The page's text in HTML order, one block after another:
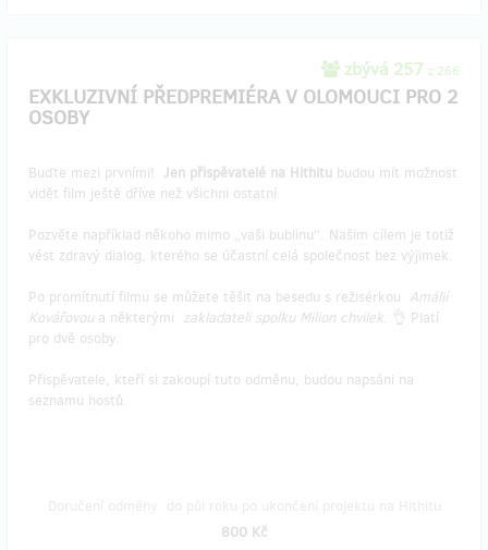
zbývá 257 z 266
EXKLUZIVNÍ PŘEDPREMIÉRA V OLOMOUCI PRO 2
OSOBY
Buďte mezi prvními! Jen přispěvatelé na Hithitu budou mít možnost
vidět film ještě dříve než všichni ostatní.
Pozvěte například někoho mimo „vaši bublinu“. Našim cílem je totiž
vést zdravý dialog, kterého se účastní celá společnost bez výjimek.
Po promítnutí filmu se můžete těšit na besedu s režisérkou Amálií
Kovářovou a některými zakladateli spolku Milion chvilek. 👌 Platí
pro dvě osoby.
Přispěvatele, kteří si zakoupí tuto odměnu, budou napsáni na
seznamu hostů.
800 Kč